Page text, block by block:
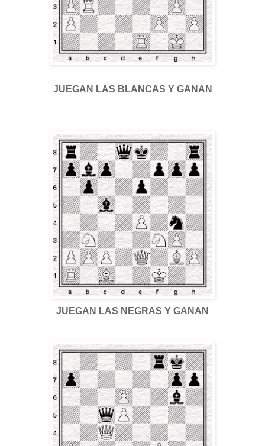
JUEGAN LAS BLANCAS Y GANAN
JUEGAN LAS NEGRAS Y GANAN